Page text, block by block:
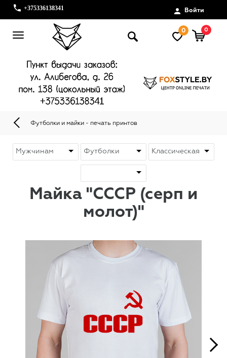
+375336138341 Войти
0 0
Футболки и майки - печать принтов
Майка "СССР (серп и
молот)"